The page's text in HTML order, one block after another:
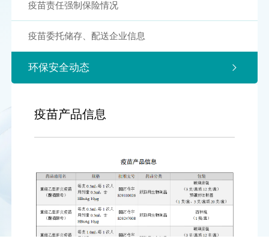
疫苗责任强制保险情况
疫苗委托储存、配送企业信息
环保安全动态
疫苗产品信息